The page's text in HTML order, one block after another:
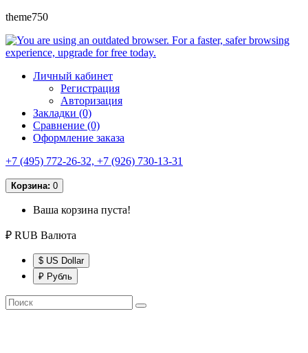
theme750
Личный кабинет
Регистрация
Авторизация
Закладки (0)
Сравнение (0)
Оформление заказа
+7 (495) 772-26-32, +7 (926) 730-13-31
Корзина: 0
Ваша корзина пуста!
₽ RUB Валюта
$ US Dollar
₽ Рубль